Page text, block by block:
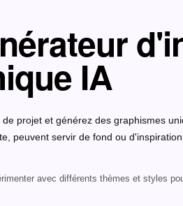
IA
projet et générez des graphismes
peuvent servir de fond ou
avec différents thèmes et styles